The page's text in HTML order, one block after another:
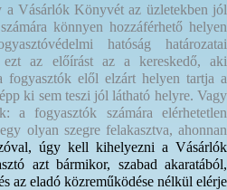
Vásárlók Könyvét az üzletekben jól
könnyen hozzáférhető helyen
hatóság határozatai
ezt az előírást az a kereskedő, aki
fogyasztók elől elzárt helyen tartja a
ki sem teszi jól látható helyre. Vagy
a fogyasztók számára elérhetetlen
olyan szegre felakasztva, ahonnan
úgy kell kihelyezni a Vásárlók
azt bármikor, szabad akaratából,
az eladó közreműködése nélkül elérje